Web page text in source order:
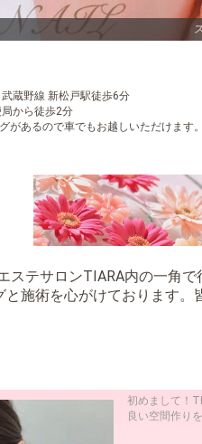
蔵野線 新松戸駅徒歩6分
から徒歩2分
があるので車でもお越しいただけます。
ステサロンTIARA内の一角
施術を心がけております。
初めまして！
良い空間作り